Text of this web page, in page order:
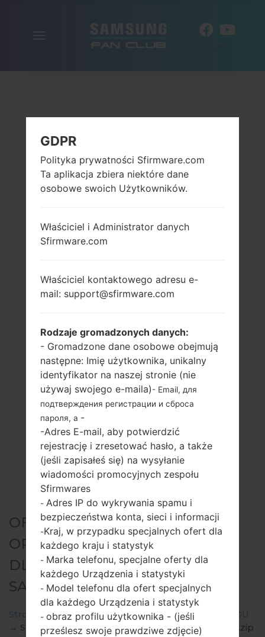
OFICJALNE
OPROGRAMOWANIE #33935
DLA: SM-J200GU -
SAMSUNGGALAXY J2
Strona startowa →Galaxy J2 →SamsungSM-J200GU
→ SM-J200GU_1_20180206094814_ttkc2p18tq_fac.zip
GDPR
Polityka prywatności Sfirmware.com
Ta aplikacja zbiera niektóre dane
osobowe swoich Użytkowników.
Właściciel i Administrator danych
Sfirmware.com
Właściciel kontaktowego adresu e-
mail: support@sfirmware.com
Rodzaje gromadzonych danych:
- Gromadzone dane osobowe obejmują
następne: Imię użytkownika, unikalny
identyfikator na naszej stronie (nie
używaj swojego e-maila)- Email, для
подтверждения регистрации и сброса
пароля, а -
-Adres E-mail, aby potwierdzić
rejestrację i zresetować hasło, a także
(jeśli zapisałeś się) na wysyłanie
wiadomości promocyjnych zespołu
Sfirmwares
- Adres IP do wykrywania spamu i
bezpieczeństwa konta, sieci i informacji
-Kraj, w przypadku specjalnych ofert dla
każdego kraju i statystyk
- Marka telefonu, specjalne oferty dla
każdego Urządzenia i statystyki
- Model telefonu dla ofert specjalnych
dla każdego Urządzenia i statystyk
- obraz profilu użytkownika - (jeśli
prześlesz swoje prawdziwe zdjęcie)